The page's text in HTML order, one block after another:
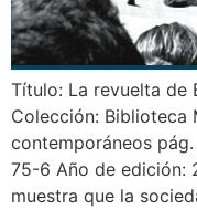
Título: La revuelta de
Colección: Biblioteca
contemporáneos
75-6 Año de edición:
muestra que la